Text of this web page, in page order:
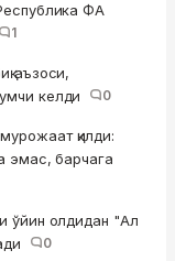
ФА
1
аъзоси,
келди
0
қилди:
эмас, барчага
ўйин олдидан "Ал
0